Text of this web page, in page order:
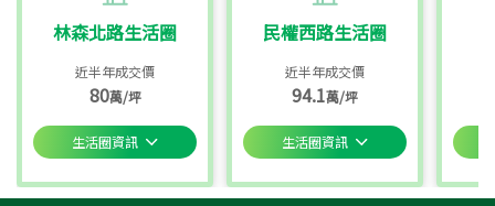
林森北路生活圈
近半年成交價
80萬/坪
生活圈資訊
民權西路生活圈
近半年成交價
94.1萬/坪
生活圈資訊